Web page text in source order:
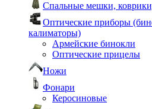
Спальные мешки,
Оптические приборы
калиматоры)
Армейские бинокли
Оптические прицелы
Ножи
Фонари
Керосиновые